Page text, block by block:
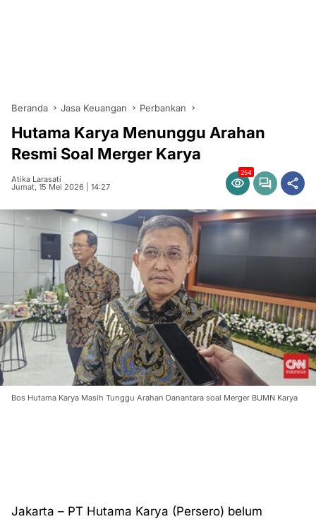
Beranda Jasa Keuangan Perbankan
Hutama Karya Menunggu Arahan
Resmi Soal Merger Karya
Atika Larasati
Jumat, 15 Mei 2026 | 14:27
254
Bos Hutama Karya Masih Tunggu Arahan Danantara soal Merger BUMN Karya
Jakarta – PT Hutama Karya (Persero) belum